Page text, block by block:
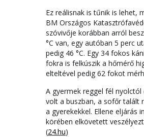
Ez reálisnak is tűnik is lehet,
BM Országos
szóvivője korábban arról
°C van, egy autóban 5 perc
pedig 46 °C. Egy 34 fokos
fokra is felkúszik a hőmérő
elteltével pedig 62 fokot
A gyermek reggel fél
volt a buszban, a sofőr talált
a gyerekekkel. Ellene eljárás
körében elkövetett
(24.hu)